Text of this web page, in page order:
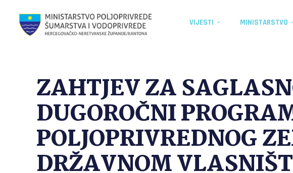
VIJESTI MINISTARSTVO
ZAHTJEV ZA
DUGOROČNI
POLJOPRIVREDNOG
DRŽAVNOM